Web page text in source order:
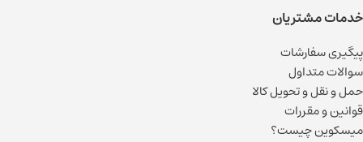
خدمات مشتریان
پیگیری سفارشات
سوالات متداول
حمل و نقل و تحویل کالا
قوانین و مقررات
میسکوین چیست؟